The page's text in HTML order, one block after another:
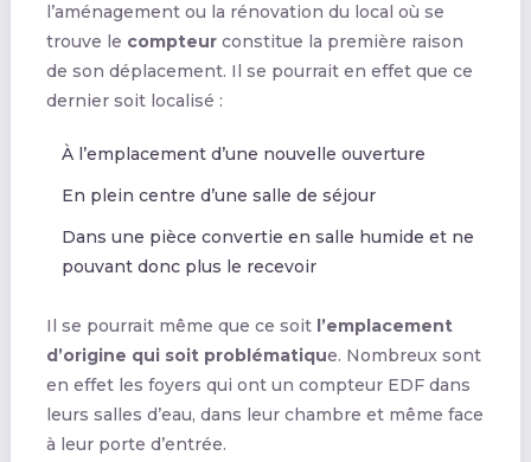
l’aménagement ou la rénovation du local où se
trouve le compteurconstitue la première raison
de son déplacement. Il se pourrait en effet que ce
dernier soit localisé :
À l’emplacement d’une nouvelle ouverture
En plein centre d’une salle de séjour
Dans une pièce convertie en salle humide et ne
pouvant donc plus le recevoir
Il se pourrait même que ce soit l’emplacement
d’origine qui soit problématique. Nombreux sont
en effet les foyers qui ont un compteur EDF dans
leurs salles d’eau, dans leur chambre et même face
à leur porte d’entrée.